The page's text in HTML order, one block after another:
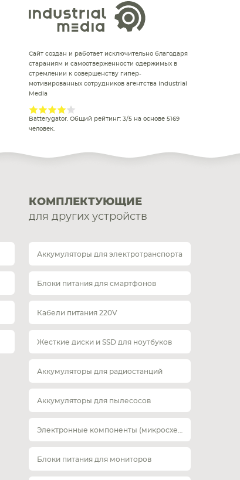
Сайт создан и работает исключительно благодаря
стараниям и самоотверженности одержимых в
стремлении к совершенству гипер-
мотивированных сотрудников агентства Industrial
Media
Batterygator. Общий рейтинг: 3/5 на основе 5169
человек.
КОМПЛЕКТУЮЩИЕ
для других устройств
Аккумуляторы для электротранспорта
Блоки питания для смартфонов
Кабели питания 220V
Жесткие диски и SSD для ноутбуков
Аккумуляторы для радиостанций
Аккумуляторы для пылесосов
Блоки питания для мониторов